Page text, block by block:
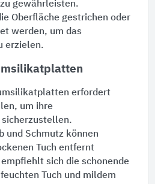
gewährleisten.
Oberfläche gestrichen oder
werden, um das
erzielen.
erfordert
um ihre
und Schmutz können
Tuch entfernt
sich die schonende
Tuch und mildem